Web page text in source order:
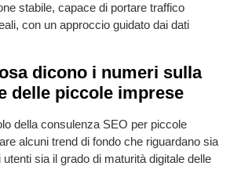
stabile, capace di portare traffico
con un approccio guidato dai dati
dicono i numeri sulla
delle piccole imprese
della consulenza SEO per piccole
alcuni trend di fondo che riguardano sia
sia il grado di maturità digitale delle